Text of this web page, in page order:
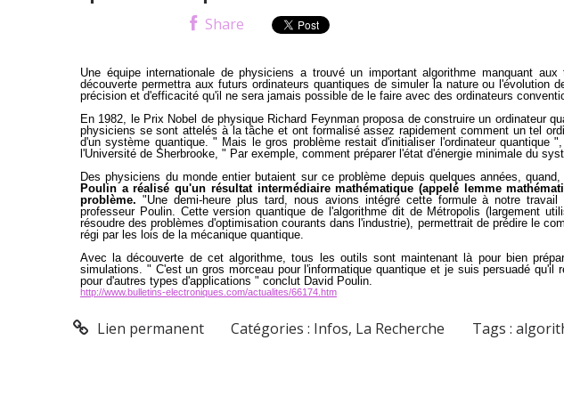
Share
Une équipe internationale de physiciens a trouvé un important algorithme manquant aux
découverte permettra aux futurs ordinateurs quantiques de simuler la nature ou l'évolution
précision et d'efficacité qu'il ne sera jamais possible de le faire avec des ordinateurs
En 1982, le Prix Nobel de physique Richard Feynman proposa de construire un ordinateur
physiciens se sont attelés à la tâche et ont formalisé assez rapidement comment un tel
d'un système quantique. " Mais le gros problème restait d'initialiser l'ordinateur quantique
l'Université de Sherbrooke, " Par exemple, comment préparer l'état d'énergie minimale du
Des physiciens du monde entier butaient sur ce problème depuis quelques années,
Poulin a réalisé qu'un résultat intermédiaire mathématique (appelé lemme
problème. "Une demi-heure plus tard, nous avions intégré cette formule à notre
professeur Poulin. Cette version quantique de l'algorithme dit de Métropolis (largement
résoudre des problèmes d'optimisation courants dans l'industrie), permettrait de prédire le
régi par les lois de la mécanique quantique.
Avec la découverte de cet algorithme, tous les outils sont maintenant là pour bien
simulations. " C'est un gros morceau pour l'informatique quantique et je suis persuadé qu'il
pour d'autres types d'applications " conclut David Poulin.
http://www.bulletins-electroniques.com/actualites/66174.htm
Lien permanent Catégories : Infos, La Recherche Tags :